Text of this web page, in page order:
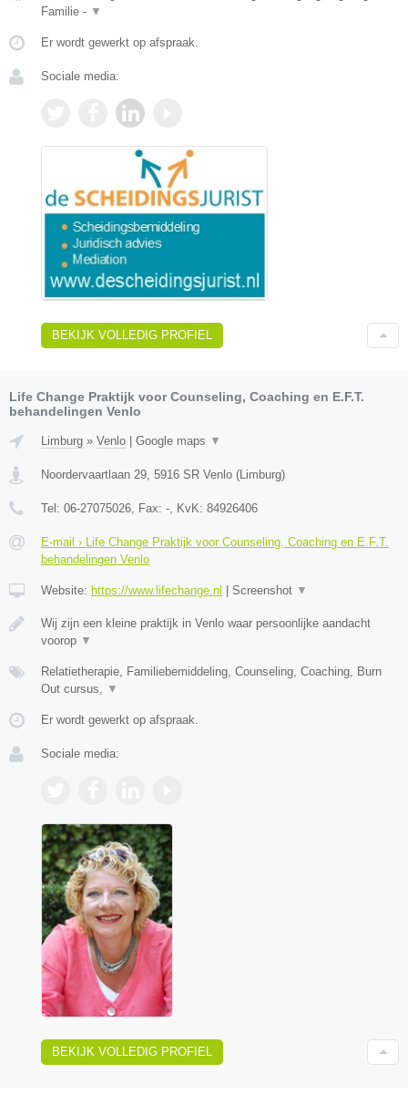
Familie - ▼
Er wordt gewerkt op afspraak.
Sociale media:
BEKIJK VOLLEDIG PROFIEL
Life Change Praktijk voor Counseling, Coaching en E.F.T.
behandelingen Venlo
Limburg » Venlo Google maps ▼
Noordervaartlaan 29, 5916 SR Venlo (Limburg)
Tel: 06-27075026, Fax: -, KvK: 84926406
E-mail › Life Change Praktijk voor Counseling, Coaching en E.F.T.
behandelingen Venlo
Website: https://www.lifechange.nl Screenshot ▼
Wij zijn een kleine praktijk in Venlo waar persoonlijke aandacht
voorop ▼
Relatietherapie, Familiebemiddeling, Counseling, Coaching, Burn
Out cursus, ▼
Er wordt gewerkt op afspraak.
Sociale media:
BEKIJK VOLLEDIG PROFIEL